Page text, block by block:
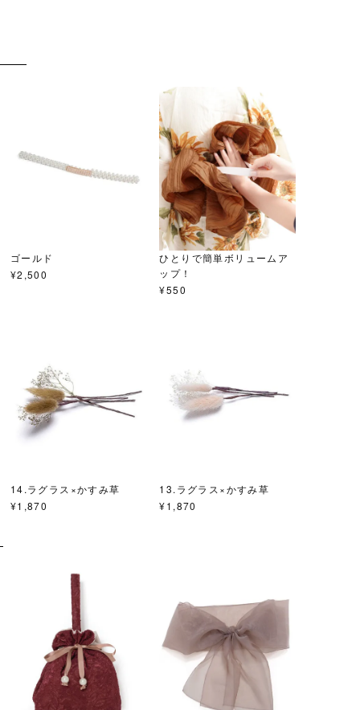
ゴールド
¥2,500
ひとりで簡単ボリュームア
ップ！
¥550
14.ラグラス×かすみ草
¥1,870
13.ラグラス×かすみ草
¥1,870